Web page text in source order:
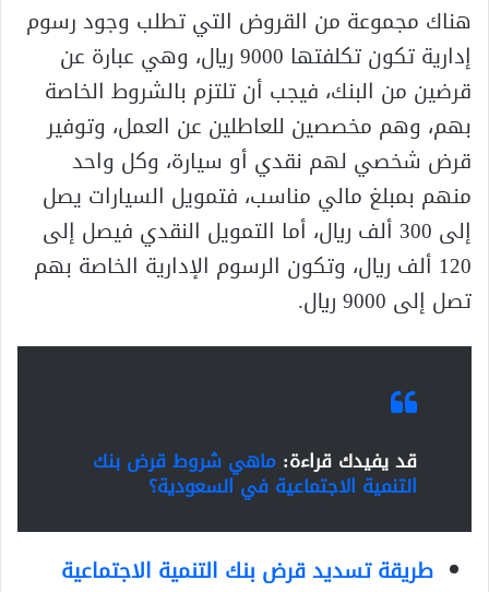
هناك مجموعة من القروض التي تطلب وجود رسوم
إدارية تكون تكلفتها 9000 ريال، وهي عبارة عن
قرضين من البنك، فيجب أن تلتزم بالشروط الخاصة
بهم، وهم مخصصين للعاطلين عن العمل، وتوفير
قرض شخصي لهم نقدي أو سيارة، وكل واحد
منهم بمبلغ مالي مناسب، فتمويل السيارات يصل
إلى 300 ألف ريال، أما التمويل النقدي فيصل إلى
120 ألف ريال، وتكون الرسوم الإدارية الخاصة بهم
تصل إلى 9000 ريال.
قد يفيدك قراءة: ماهي شروط قرض بنك
التنمية الاجتماعية في السعودية؟
طريقة تسديد قرض بنك التنمية الاجتماعية